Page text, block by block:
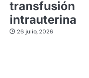
transfusión
intrauterina
26 julio, 2026